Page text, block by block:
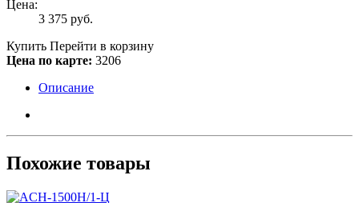
Цена:
3 375 руб.
Купить Перейти в корзину
Цена по карте: 3206
Описание
Похожие товары